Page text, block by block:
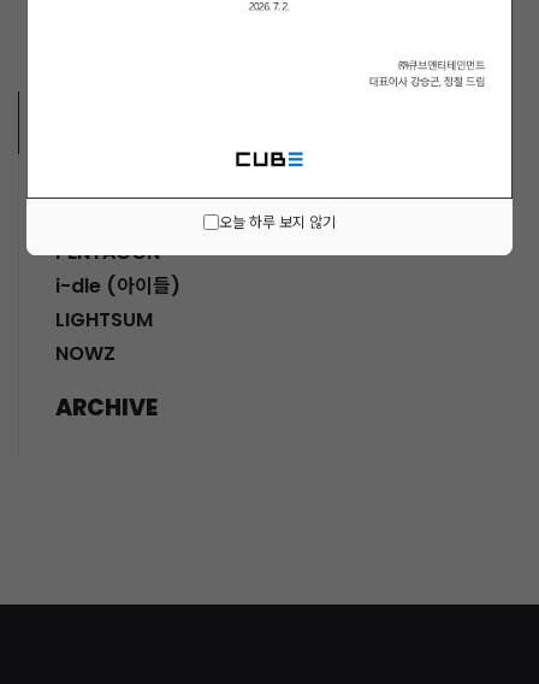
오늘 하루 보지 않기
MUSICIANS
PENTAGON
i-dle (아이들)
LIGHTSUM
NOWZ
ARCHIVE